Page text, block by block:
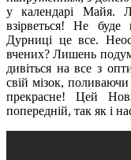
у календарі Майя.
взірветься! Не
Дурниці це все.
вчених? Лишень
дивіться на все з
свій мізок,
прекрасне! Цей
попередній, так як і